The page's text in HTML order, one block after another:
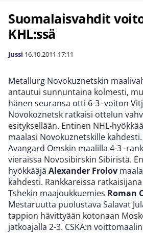
Suomalaisvahdit
KHL:ssä
Jussi 16.10.2011 17:11
Metallurg Novokuznetskin
antautui sunnuntaina kolmesti,
hänen seuransa otti 6-3 -voiton
Novokoznetsk ratkaisi ottelun
esityksellään. Entinen NHL-
maalasi Novokuznetskille kahdesti.
Avangard Omskin maalilla 4-3 -
vieraissa Novosibirskin Sibiristä.
hyökkääjä Alexander Frolov
kahdesti. Rankkareissa
Tshekin maajoukkuemies Roman
Mestaruutta puolustava Salavat
tappion hävittyään kotonaan
jatkoajalla 2-3. CSKA:n